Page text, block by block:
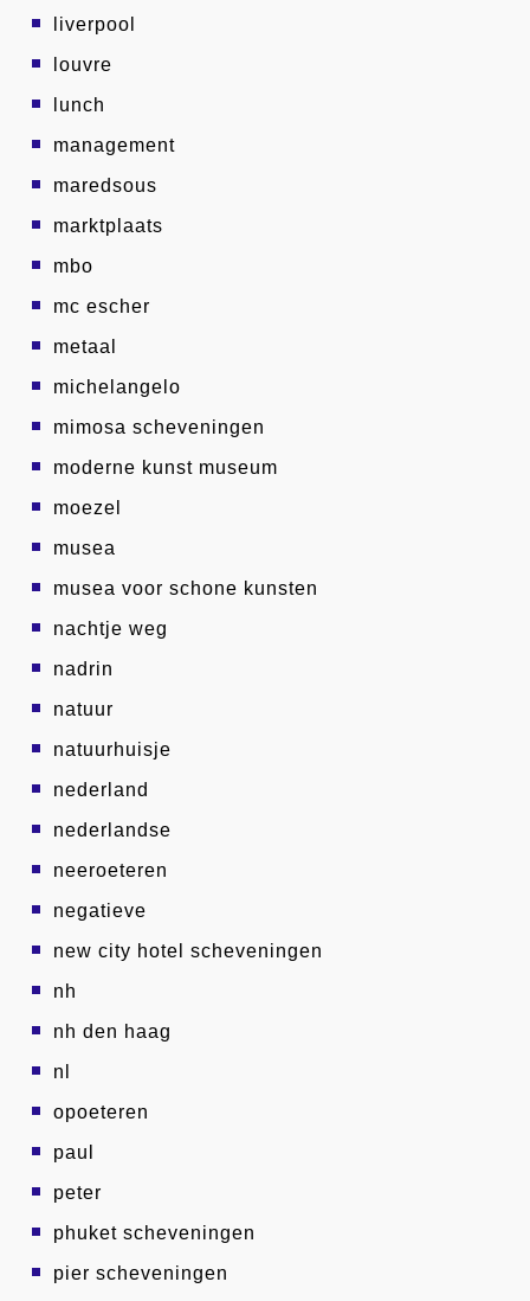
liverpool
louvre
lunch
management
maredsous
marktplaats
mbo
mc escher
metaal
michelangelo
mimosa scheveningen
moderne kunst museum
moezel
musea
musea voor schone kunsten
nachtje weg
nadrin
natuur
natuurhuisje
nederland
nederlandse
neeroeteren
negatieve
new city hotel scheveningen
nh
nh den haag
nl
opoeteren
paul
peter
phuket scheveningen
pier scheveningen